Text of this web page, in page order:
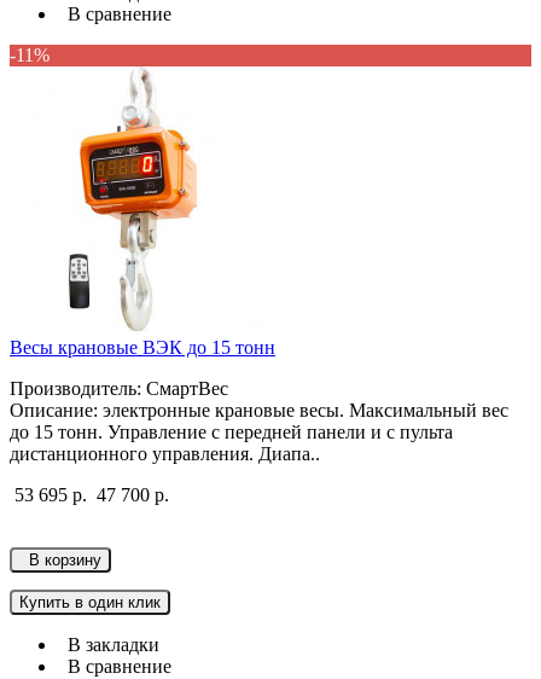
В сравнение
-11%
Весы крановые ВЭК до 15 тонн
Производитель: СмартВес
Описание: электронные крановые весы. Максимальный вес
до 15 тонн. Управление с передней панели и с пульта
дистанционного управления. Диапа..
53 695 р. 47 700 р.
В корзину
Купить в один клик
В закладки
В сравнение